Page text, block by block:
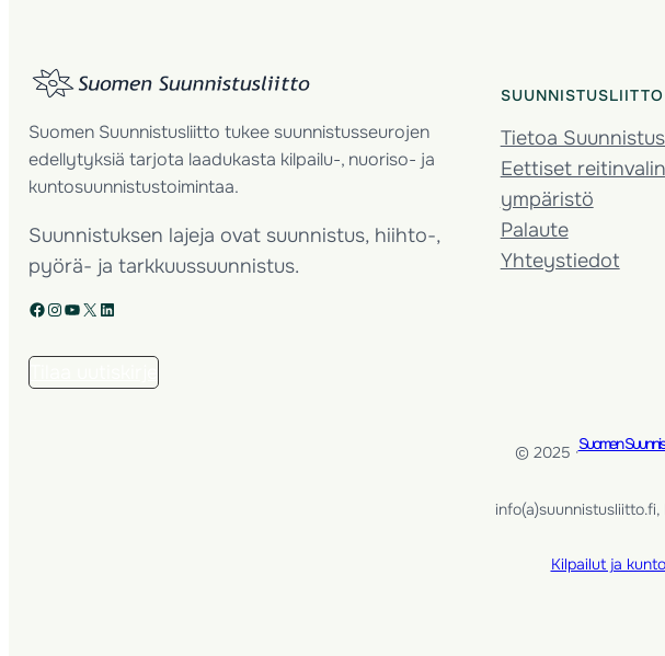
Suomen Suunnistusliitto tukee suunnistusseurojen
edellytyksiä tarjota laadukasta kilpailu-, nuoriso- ja
kuntosuunnistustoimintaa.
Suunnistuksen lajeja ovat suunnistus, hiihto-,
pyörä- ja tarkkuussuunnistus.
Facebook Instagram YouTube X LinkedIn
SUUNNISTUSLIITTO
Tietoa
Eettiset
ympäristö
Palaute
Yhteystiedot
© 2025 ·Suomen
info(a)suunnistusliitto.fi,
Kilpailut ja